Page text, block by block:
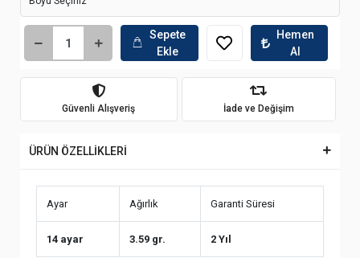
Sepete
Ekle
Hemen
Al
Güvenli Alışveriş İade ve Değişim
ÜRÜN ÖZELLİKLERİ
Ayar Ağırlık Garanti Süresi
14 ayar 3.59 gr. 2 Yıl